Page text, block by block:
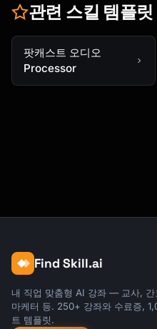
관련 스킬 템플릿
팟캐스트 오디오
Processor
Find Skill.ai
내 직업 맞춤형 AI 강좌 — 교사, 간
마케터 등. 250+ 강좌와 수료증,
트 템플릿.